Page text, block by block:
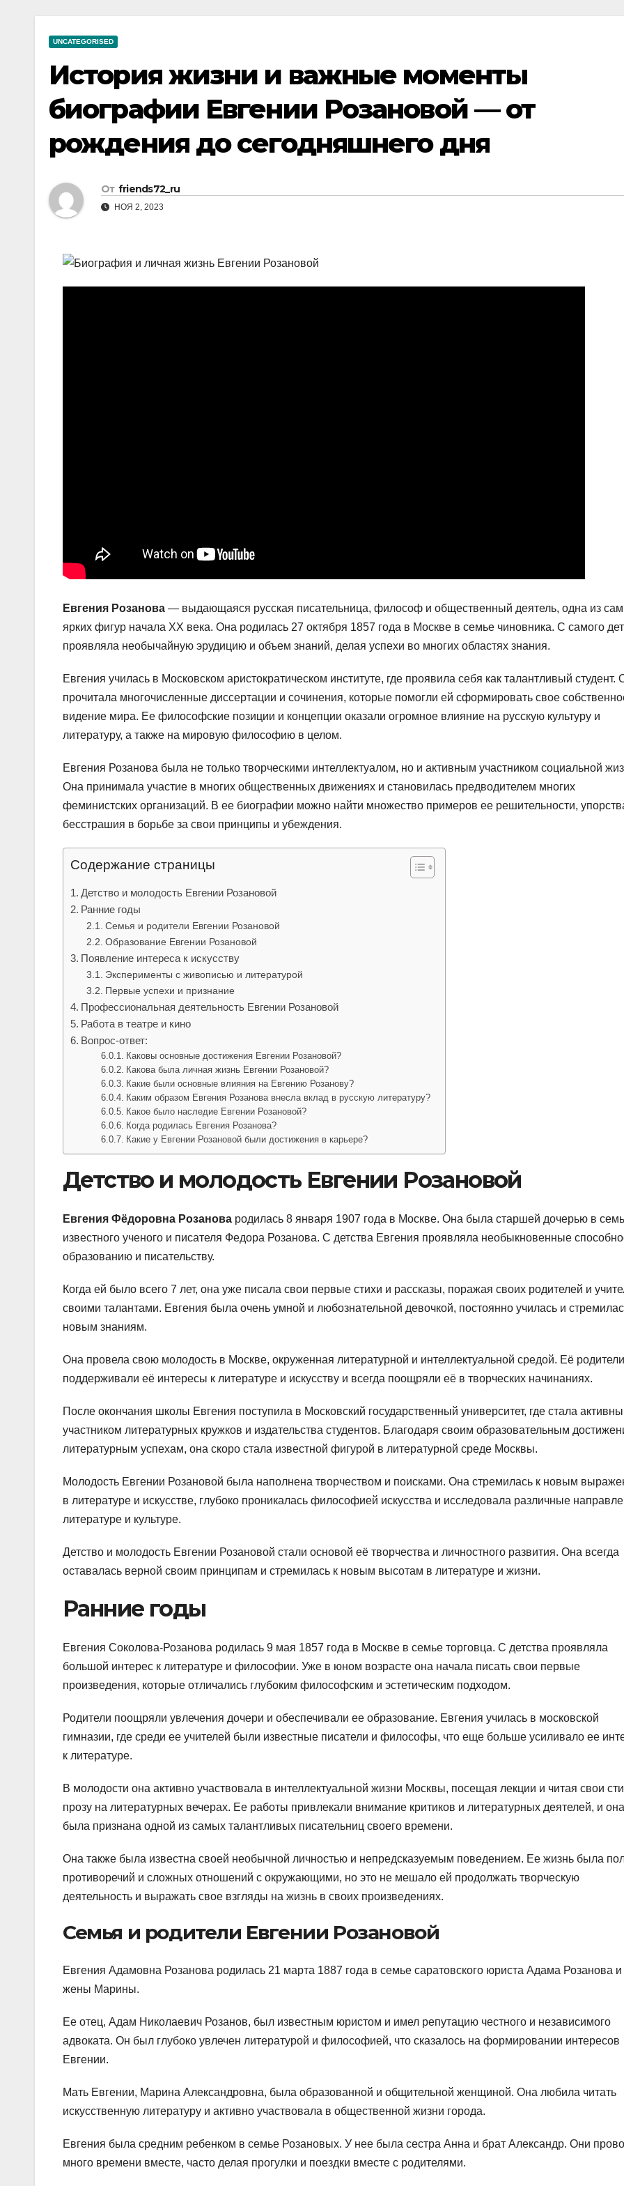
UNCATEGORISED
История жизни и важные моменты
биографии Евгении Розановой — от
рождения до сегодняшнего дня
От friends72_ru
НОЯ 2, 2023
Евгения Розанова — выдающаяся русская писательница, философ и общественный деятель, одна из
ярких фигур начала XX века. Она родилась 27 октября 1857 года в Москве в семье чиновника. С самого
проявляла необычайную эрудицию и объем знаний, делая успехи во многих областях знания.
Евгения училась в Московском аристократическом институте, где проявила себя как талантливый студент.
прочитала многочисленные диссертации и сочинения, которые помогли ей сформировать свое
видение мира. Ее философские позиции и концепции оказали огромное влияние на русскую культуру и
литературу, а также на мировую философию в целом.
Евгения Розанова была не только творческими интеллектуалом, но и активным участником социальной
Она принимала участие в многих общественных движениях и становилась предводителем многих
феминистских организаций. В ее биографии можно найти множество примеров ее решительности,
бесстрашия в борьбе за свои принципы и убеждения.
Содержание страницы
Детство и молодость Евгении Розановой
Ранние годы
Семья и родители Евгении Розановой
Образование Евгении Розановой
Появление интереса к искусству
Эксперименты с живописью и литературой
Первые успехи и признание
Профессиональная деятельность Евгении Розановой
Работа в театре и кино
Вопрос-ответ:
Каковы основные достижения Евгении Розановой?
Какова была личная жизнь Евгении Розановой?
Какие были основные влияния на Евгению Розанову?
Каким образом Евгения Розанова внесла вклад в русскую литературу?
Какое было наследие Евгении Розановой?
Когда родилась Евгения Розанова?
Какие у Евгении Розановой были достижения в карьере?
Детство и молодость Евгении Розановой
Евгения Фёдоровна Розанова родилась 8 января 1907 года в Москве. Она была старшей дочерью в
известного ученого и писателя Федора Розанова. С детства Евгения проявляла необыкновенные
образованию и писательству.
Когда ей было всего 7 лет, она уже писала свои первые стихи и рассказы, поражая своих родителей и
своими талантами. Евгения была очень умной и любознательной девочкой, постоянно училась и
новым знаниям.
Она провела свою молодость в Москве, окруженная литературной и интеллектуальной средой. Её родители
поддерживали её интересы к литературе и искусству и всегда поощряли её в творческих начинаниях.
После окончания школы Евгения поступила в Московский государственный университет, где стала
участником литературных кружков и издательства студентов. Благодаря своим образовательным
литературным успехам, она скоро стала известной фигурой в литературной среде Москвы.
Молодость Евгении Розановой была наполнена творчеством и поисками. Она стремилась к новым
в литературе и искусстве, глубоко проникалась философией искусства и исследовала различные
литературе и культуре.
Детство и молодость Евгении Розановой стали основой её творчества и личностного развития. Она всегда
оставалась верной своим принципам и стремилась к новым высотам в литературе и жизни.
Ранние годы
Евгения Соколова-Розанова родилась 9 мая 1857 года в Москве в семье торговца. С детства проявляла
большой интерес к литературе и философии. Уже в юном возрасте она начала писать свои первые
произведения, которые отличались глубоким философским и эстетическим подходом.
Родители поощряли увлечения дочери и обеспечивали ее образование. Евгения училась в московской
гимназии, где среди ее учителей были известные писатели и философы, что еще больше усиливало ее
к литературе.
В молодости она активно участвовала в интеллектуальной жизни Москвы, посещая лекции и читая свои
прозу на литературных вечерах. Ее работы привлекали внимание критиков и литературных деятелей, и она
была признана одной из самых талантливых писательниц своего времени.
Она также была известна своей необычной личностью и непредсказуемым поведением. Ее жизнь была
противоречий и сложных отношений с окружающими, но это не мешало ей продолжать творческую
деятельность и выражать свое взгляды на жизнь в своих произведениях.
Семья и родители Евгении Розановой
Евгения Адамовна Розанова родилась 21 марта 1887 года в семье саратовского юриста Адама Розанова и
жены Марины.
Ее отец, Адам Николаевич Розанов, был известным юристом и имел репутацию честного и независимого
адвоката. Он был глубоко увлечен литературой и философией, что сказалось на формировании интересов
Евгении.
Мать Евгении, Марина Александровна, была образованной и общительной женщиной. Она любила читать
искусственную литературу и активно участвовала в общественной жизни города.
Евгения была средним ребенком в семье Розановых. У нее была сестра Анна и брат Александр. Они
много времени вместе, часто делая прогулки и поездки вместе с родителями.